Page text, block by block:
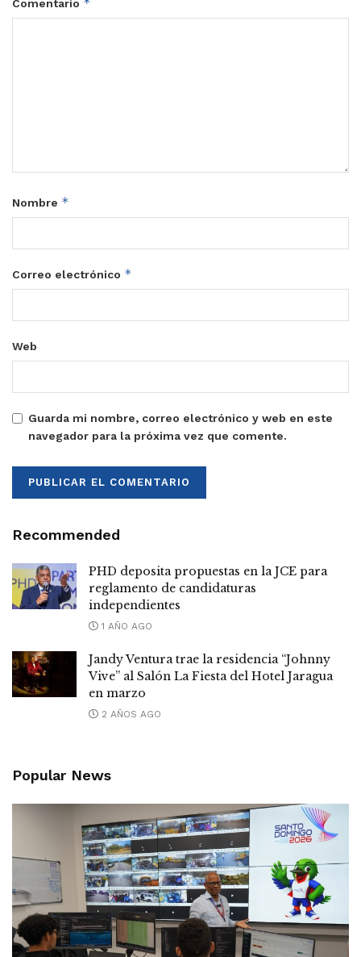
Comentario
Nombre *
Correo electrónico *
Web
Guarda mi nombre, correo electrónico y web en este
navegador para la próxima vez que comente.
Recommended
PHD deposita propuestas en la JCE para
reglamento de candidaturas
independientes
1 AÑO AGO
Jandy Ventura trae la residencia “Johnny
Vive” al Salón La Fiesta del Hotel Jaragua
en marzo
2 AÑOS AGO
Popular News